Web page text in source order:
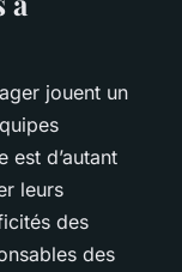
jouent un
est d’autant
leurs
des
des